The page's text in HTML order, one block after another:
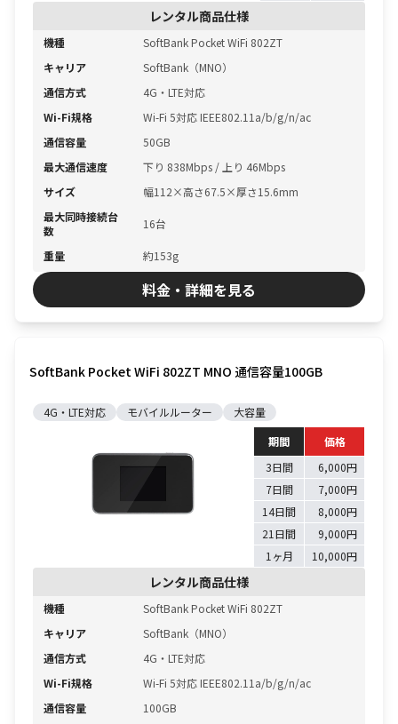
レンタル商品仕様
機種
SoftBank Pocket WiFi 802ZT
キャリア
SoftBank（MNO）
通信方式
4G・LTE対応
Wi-Fi規格
Wi-Fi 5対応 IEEE802.11a/b/g/n/ac
通信容量
50GB
最大通信速度
下り 838Mbps / 上り 46Mbps
サイズ
幅112×高さ67.5×厚さ15.6mm
最大同時接続台
数
16台
重量 約153g
料金・詳細を見る
SoftBank Pocket WiFi 802ZT MNO 通信容量100GB
4G・LTE対応 モバイルルーター
大容量
期間
価格
3日間
6,000円
7日間
7,000円
14日間
8,000円
21日間
9,000円
1ヶ月
10,000円
レンタル商品仕様
機種
SoftBank Pocket WiFi 802ZT
キャリア
SoftBank（MNO）
通信方式
4G・LTE対応
Wi-Fi規格
Wi-Fi 5対応 IEEE802.11a/b/g/n/ac
通信容量
100GB